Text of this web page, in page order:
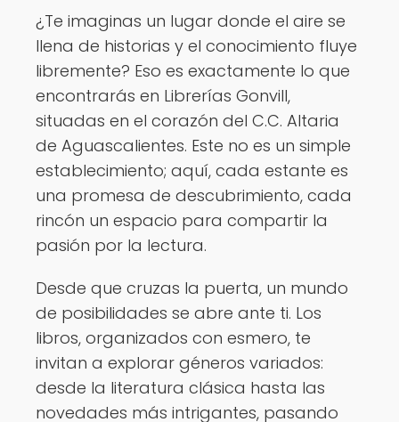
¿Te imaginas un lugar donde el aire se
llena de historias y el conocimiento fluye
libremente? Eso es exactamente lo que
encontrarás en Librerías Gonvill,
situadas en el corazón del C.C. Altaria
de Aguascalientes. Este no es un simple
establecimiento; aquí, cada estante es
una promesa de descubrimiento, cada
rincón un espacio para compartir la
pasión por la lectura.
Desde que cruzas la puerta, un mundo
de posibilidades se abre ante ti. Los
libros, organizados con esmero, te
invitan a explorar géneros variados:
desde la literatura clásica hasta las
novedades más intrigantes, pasando